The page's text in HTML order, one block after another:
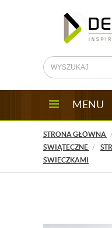
MENU
STRONA GŁÓWNA
ŚWIĄTECZNE
ŚWIECZKAMI